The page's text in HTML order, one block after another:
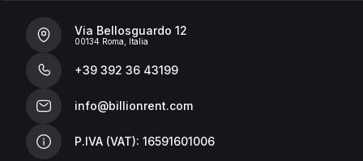
Via Bellosguardo 12
00134 Roma, Italia
+39 392 36 43199
info@billionrent.com
P.IVA (VAT): 16591601006